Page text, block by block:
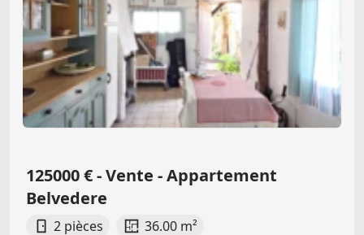
125000 € - Vente - Appartement
Belvedere
2 pièces
36.00 m²